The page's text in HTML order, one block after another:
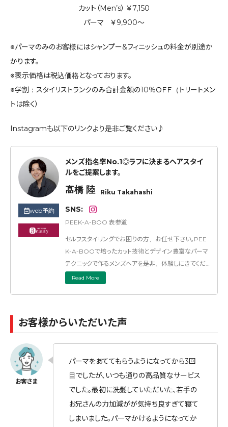
カット（Men’s） ￥7,150
パーマ ￥9,900～
※パーマのみのお客様にはシャンプー&フィニッシュの料金が別途か
かります。
※表示価格は税込価格となっております。
※学割：スタイリストランクのみ合計金額の10％ＯＦＦ（トリートメン
トは除く）
Instagramも以下のリンクより是非ご覧ください♪
web予約
メンズ指名率No.1◎ラフに決まるヘアスタイ
ルをご提案します。
髙橋 陸 Riku Takahashi
SNS:
PEEK-A-BOO 表参道
セルフスタイリングでお困りの方、お任せ下さい。PEE
K-A-BOOで培ったカット技術とデザイン豊富なパーマ
テクニックで作るメンズヘアを是非、体験しにきてくだ
さい！
Read More
お客様からいただいた声
パーマをあててもらうようになってから3回
目でしたが、いつも通りの高品質なサービス
でした。最初に洗髪していただいた、若手の
お兄さんの力加減がが気持ち良すぎて寝て
しまいました。パーマかけるようになってか